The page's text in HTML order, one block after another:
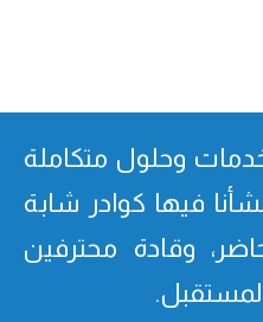
وحلول متكاملة
فیھا كوادر شابة
وقادة محترفین